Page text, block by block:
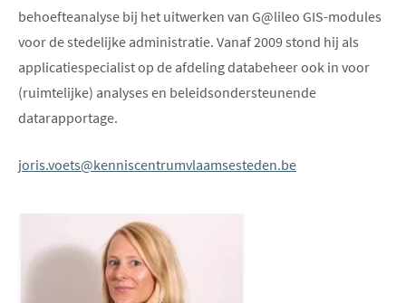
behoefteanalyse bij het uitwerken van G@lileo GIS-modules
voor de stedelijke administratie. Vanaf 2009 stond hij als
applicatiespecialist op de afdeling databeheer ook in voor
(ruimtelijke) analyses en beleidsondersteunende
datarapportage.
joris.voets@kenniscentrumvlaamsesteden.be